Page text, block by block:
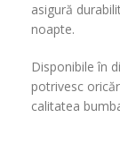
asigură
noapte.
Disponibile în
potrivesc
calitatea